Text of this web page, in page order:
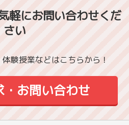
軽にお問い合わせくだ
さい
験授業などはこちらから！
お問い合わせ